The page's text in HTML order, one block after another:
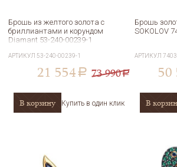
Брошь из желтого золота с
бриллиантами и корундом
Diamant 53-240-00239-1
АРТИКУЛ53-240-00239-1
21 554 a 73 990a
В корзину Купить в один клик
Брошь
SOKOLOV
АРТИКУЛ
50
В